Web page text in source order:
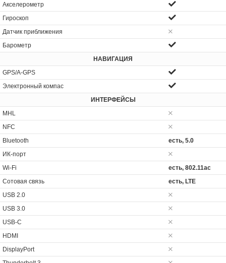
Акселерометр
Гироскоп
Датчик приближения
Барометр
НАВИГАЦИЯ
GPS/A-GPS
Электронный компас
ИНТЕРФЕЙСЫ
MHL
NFC
Bluetooth
есть, 5.0
ИК-порт
Wi-Fi
есть, 802.11ac
Сотовая связь
есть, LTE
USB 2.0
USB 3.0
USB-C
HDMI
DisplayPort